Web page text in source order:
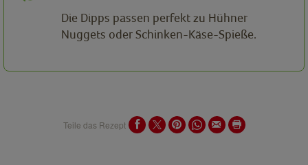
Die Dipps passen perfekt zu Hühner
Nuggets oder Schinken-Käse-Spieße.
Teile das Rezept